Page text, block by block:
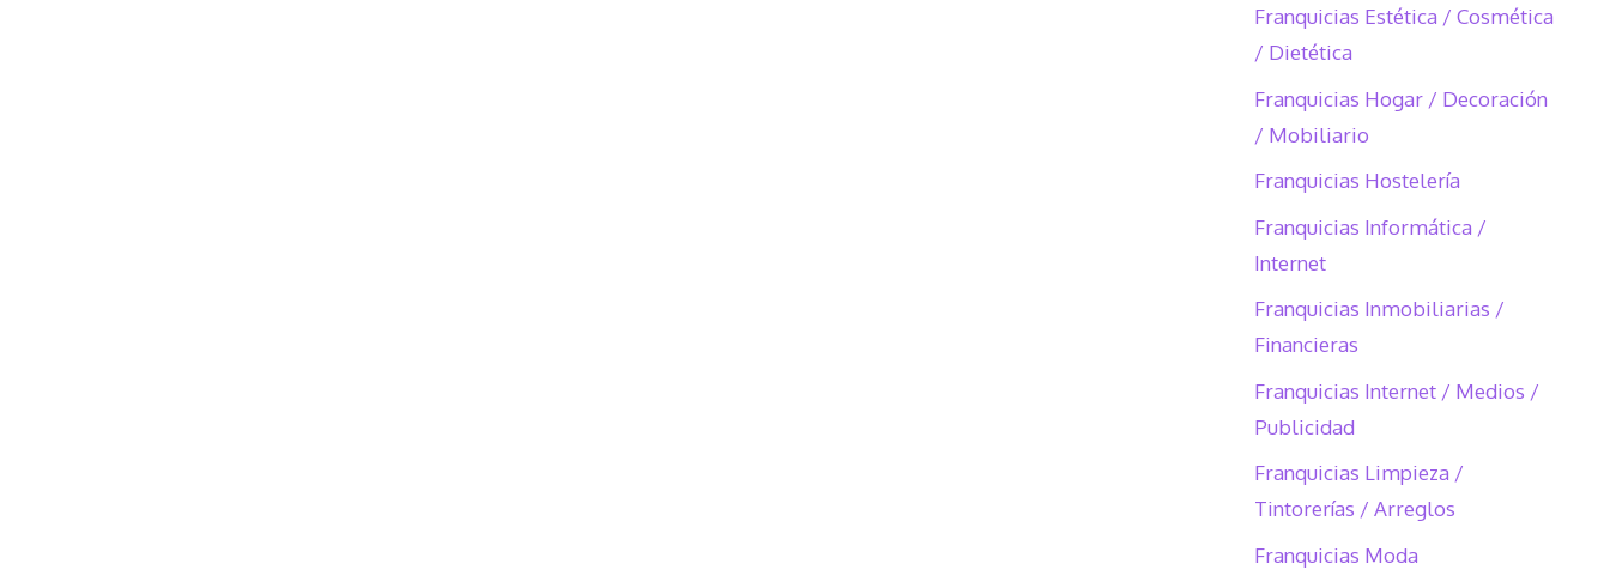
Franquicias Estética / Cosmética
/ Dietética
Franquicias Hogar / Decoración
/ Mobiliario
Franquicias Hostelería
Franquicias Informática /
Internet
Franquicias Inmobiliarias /
Financieras
Franquicias Internet / Medios /
Publicidad
Franquicias Limpieza /
Tintorerías / Arreglos
Franquicias Moda